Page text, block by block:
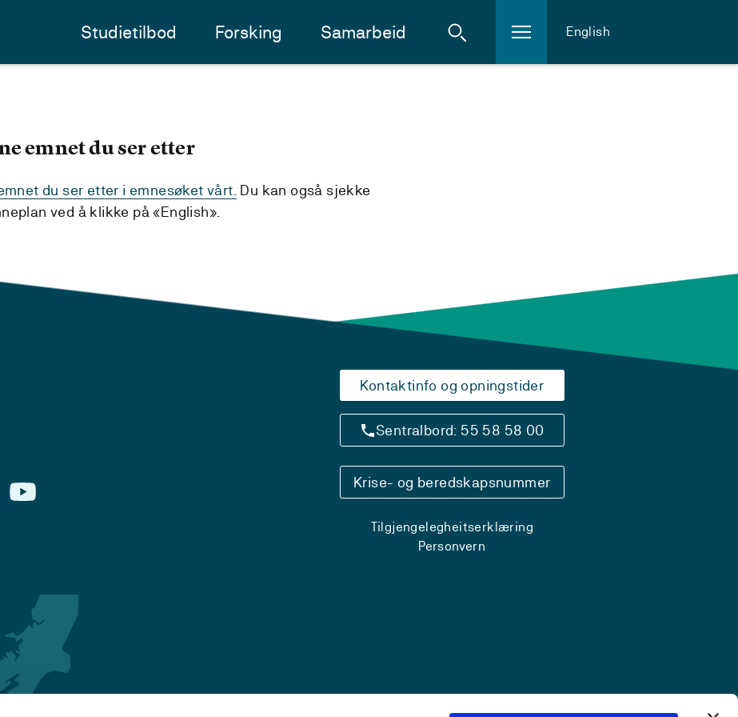
Studietilbod Forsking Samarbeid English
emnet du ser etter
du ser etter i emnesøket vårt. Du kan også sjekke
ved å klikke på «English».
Kontaktinfo og opningstider
Sentralbord: 55 58 58 00
Krise- og beredskapsnummer
Tilgjengelegheitserklæring
Personvern